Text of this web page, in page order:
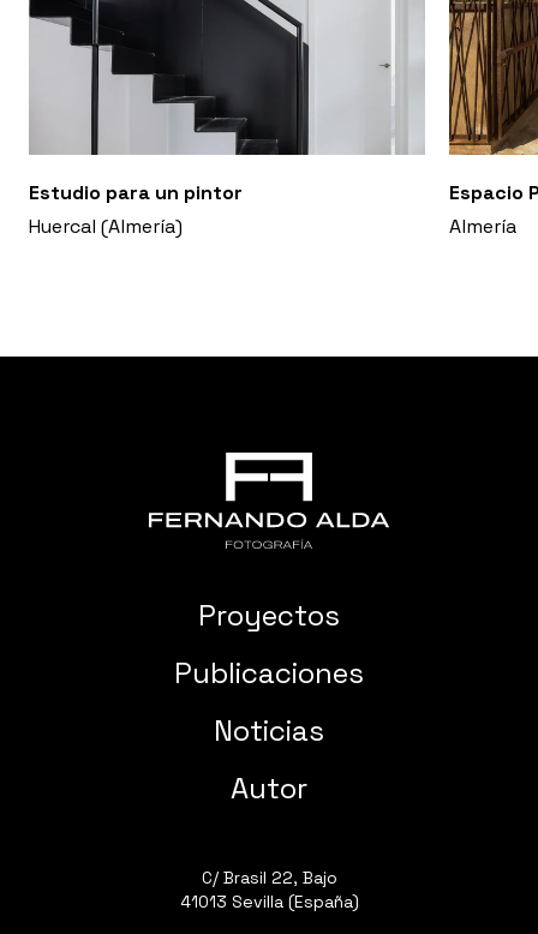
Estudio para un pintor
Huercal (Almería)
Espacio
Almería
Proyectos
Publicaciones
Noticias
Autor
C/ Brasil 22, Bajo
41013 Sevilla (España)